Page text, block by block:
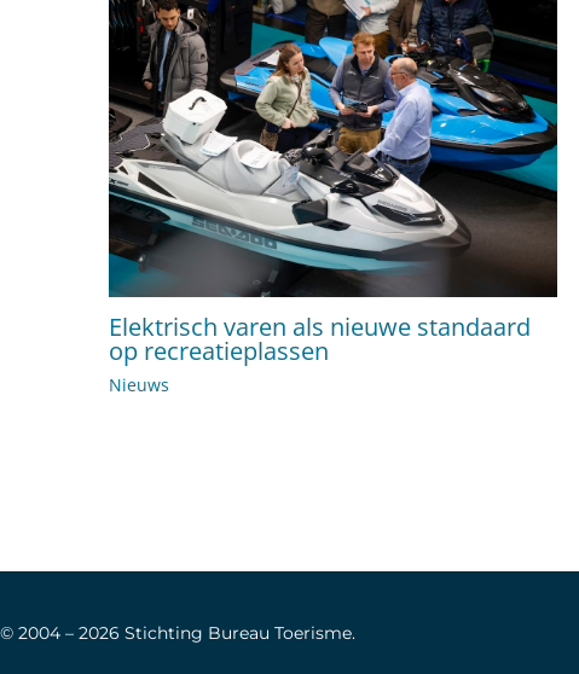
Elektrisch varen als nieuwe standaard
op recreatieplassen
Nieuws
© 2004 – 2026 Stichting Bureau Toerisme.